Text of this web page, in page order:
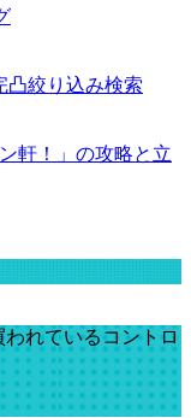
凸絞り込み検索
軒！」の攻略と立
われているコントロ